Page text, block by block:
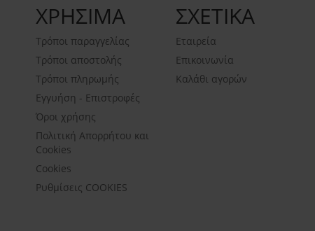
ΧΡΗΣΙΜΑ
Τρόποι παραγγελίας
Τρόποι αποστολής
Τρόποι πληρωμής
Εγγυήση - Επιστροφές
Όροι χρήσης
Πολιτική Απορρήτου και
Cookies
Cookies
Ρυθμίσεις COOKIES
ΣΧΕΤΙΚΑ
Εταιρεία
Επικοινωνία
Καλάθι αγορών